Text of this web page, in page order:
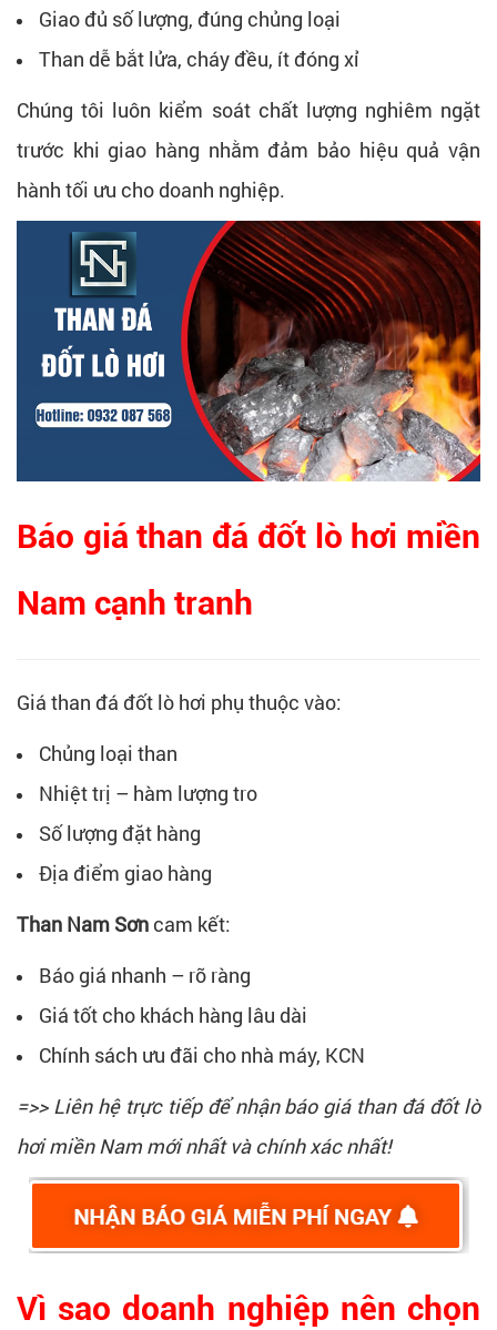
Giao đủ số lượng, đúng chủng loại
Than dễ bắt lửa, cháy đều, ít đóng xỉ
Chúng tôi luôn kiểm soát chất lượng nghiêm ngặt
trước khi giao hàng nhằm đảm bảo hiệu quả vận
hành tối ưu cho doanh nghiệp.
Báo giá than đá đốt lò hơi miền
Nam cạnh tranh
Giá than đá đốt lò hơi phụ thuộc vào:
Chủng loại than
Nhiệt trị – hàm lượng tro
Số lượng đặt hàng
Địa điểm giao hàng
Than Nam Sơncam kết:
Báo giá nhanh – rõ ràng
Giá tốt cho khách hàng lâu dài
Chính sách ưu đãi cho nhà máy, KCN
=>> Liên hệ trực tiếp để nhận báo giá than đá đốt lò
hơi miền Nam mới nhất và chính xác nhất!
Vì sao doanh nghiệp nên chọn